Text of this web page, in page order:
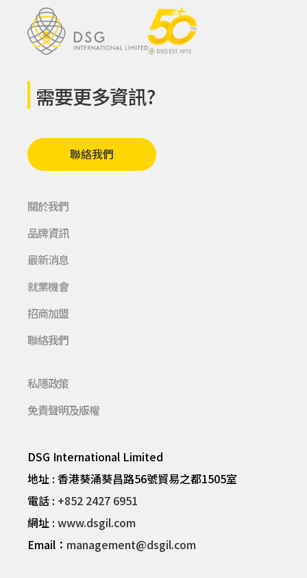
需要更多資訊?
聯絡我們
關於我們
品牌資訊
最新消息
就業機會
招商加盟
聯絡我們
私隱政策
免責聲明及版權
DSG International Limited
地址 : 香港葵涌葵昌路56號貿易之都1505室
電話 : +852 2427 6951
網址 : www.dsgil.com
Email： management@dsgil.com